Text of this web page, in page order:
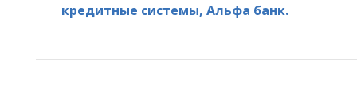
кредитные системы, Альфа банк.